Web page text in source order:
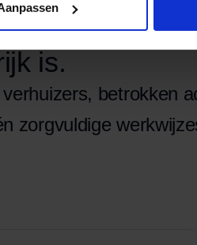
is.
betrokken
zorgvuldige